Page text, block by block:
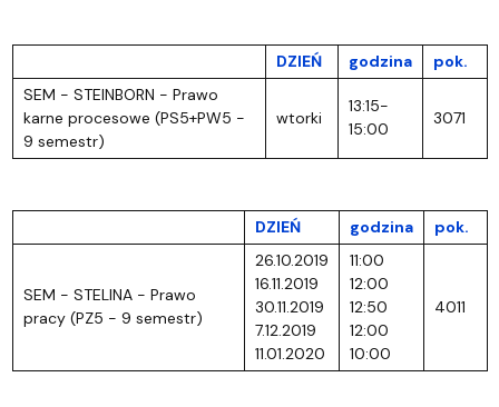
DZIEŃ godzina
pok.
SEM - STEINBORN - Prawo
karne procesowe (PS5+PW5 -
9 semestr)
wtorki
13:15-
15:00
3071
DZIEŃ godzina pok.
SEM - STELINA - Prawo
pracy (PZ5 - 9 semestr)
26.10.2019
16.11.2019
30.11.2019
7.12.2019
11.01.2020
11:00
12:00
12:50
12:00
10:00
4011